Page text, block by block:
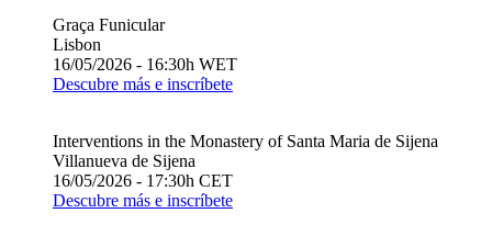
Graça Funicular
Lisbon
16/05/2026 - 16:30h WET
Descubre más e inscríbete
Interventions in the Monastery of Santa Maria de Sijena
Villanueva de Sijena
16/05/2026 - 17:30h CET
Descubre más e inscríbete